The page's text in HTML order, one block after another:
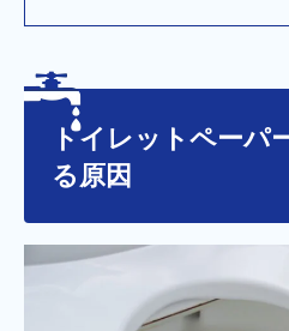
トイレットペーパ
る原因